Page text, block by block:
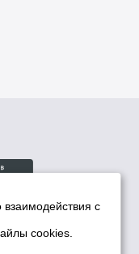
политики мэрии
с
cookies.